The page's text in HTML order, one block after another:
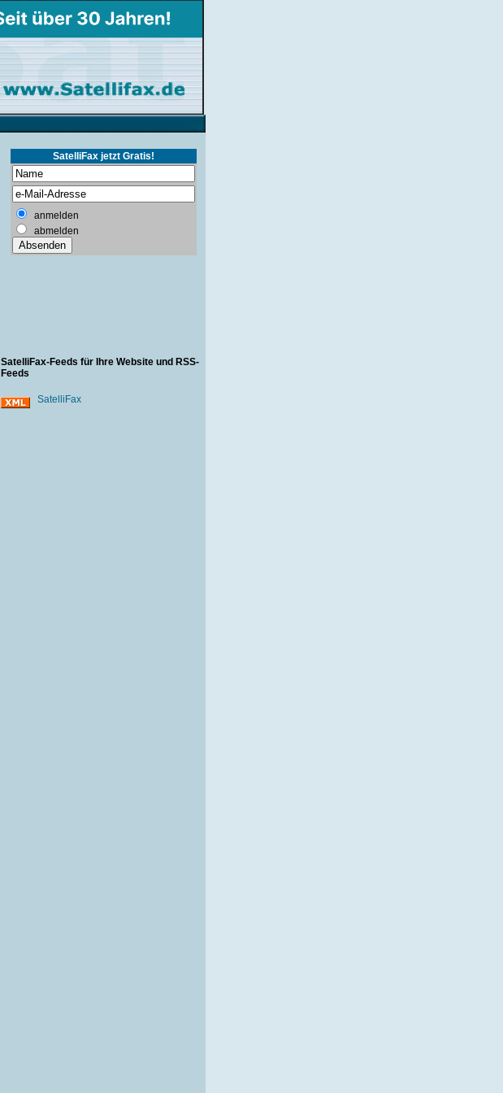
SatelliFax jetzt Gratis!
anmelden
abmelden
SatelliFax-Feeds für Ihre Website und RSS-
Feeds
SatelliFax